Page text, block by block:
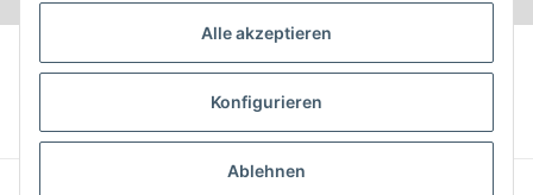
Alle akzeptieren
Konfigurieren
Ablehnen
Vertrag widerrufen
* Alle Preise inkl. gesetzlicher USt.